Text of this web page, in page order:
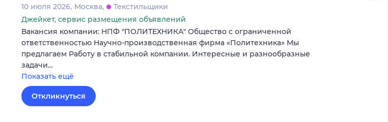
10 июля 2026 Москва
Текстильщики
Джейкет, сервис размещения объявлений
Вакансия компании: НПФ "ПОЛИТЕХНИКА" Общество с ограниченной
ответственностью Научно-производственная фирма «Политехника» Мы
предлагаем Работу в стабильной компании. Интересные и разнообразные
задачи…
Показать ещё
Откликнуться